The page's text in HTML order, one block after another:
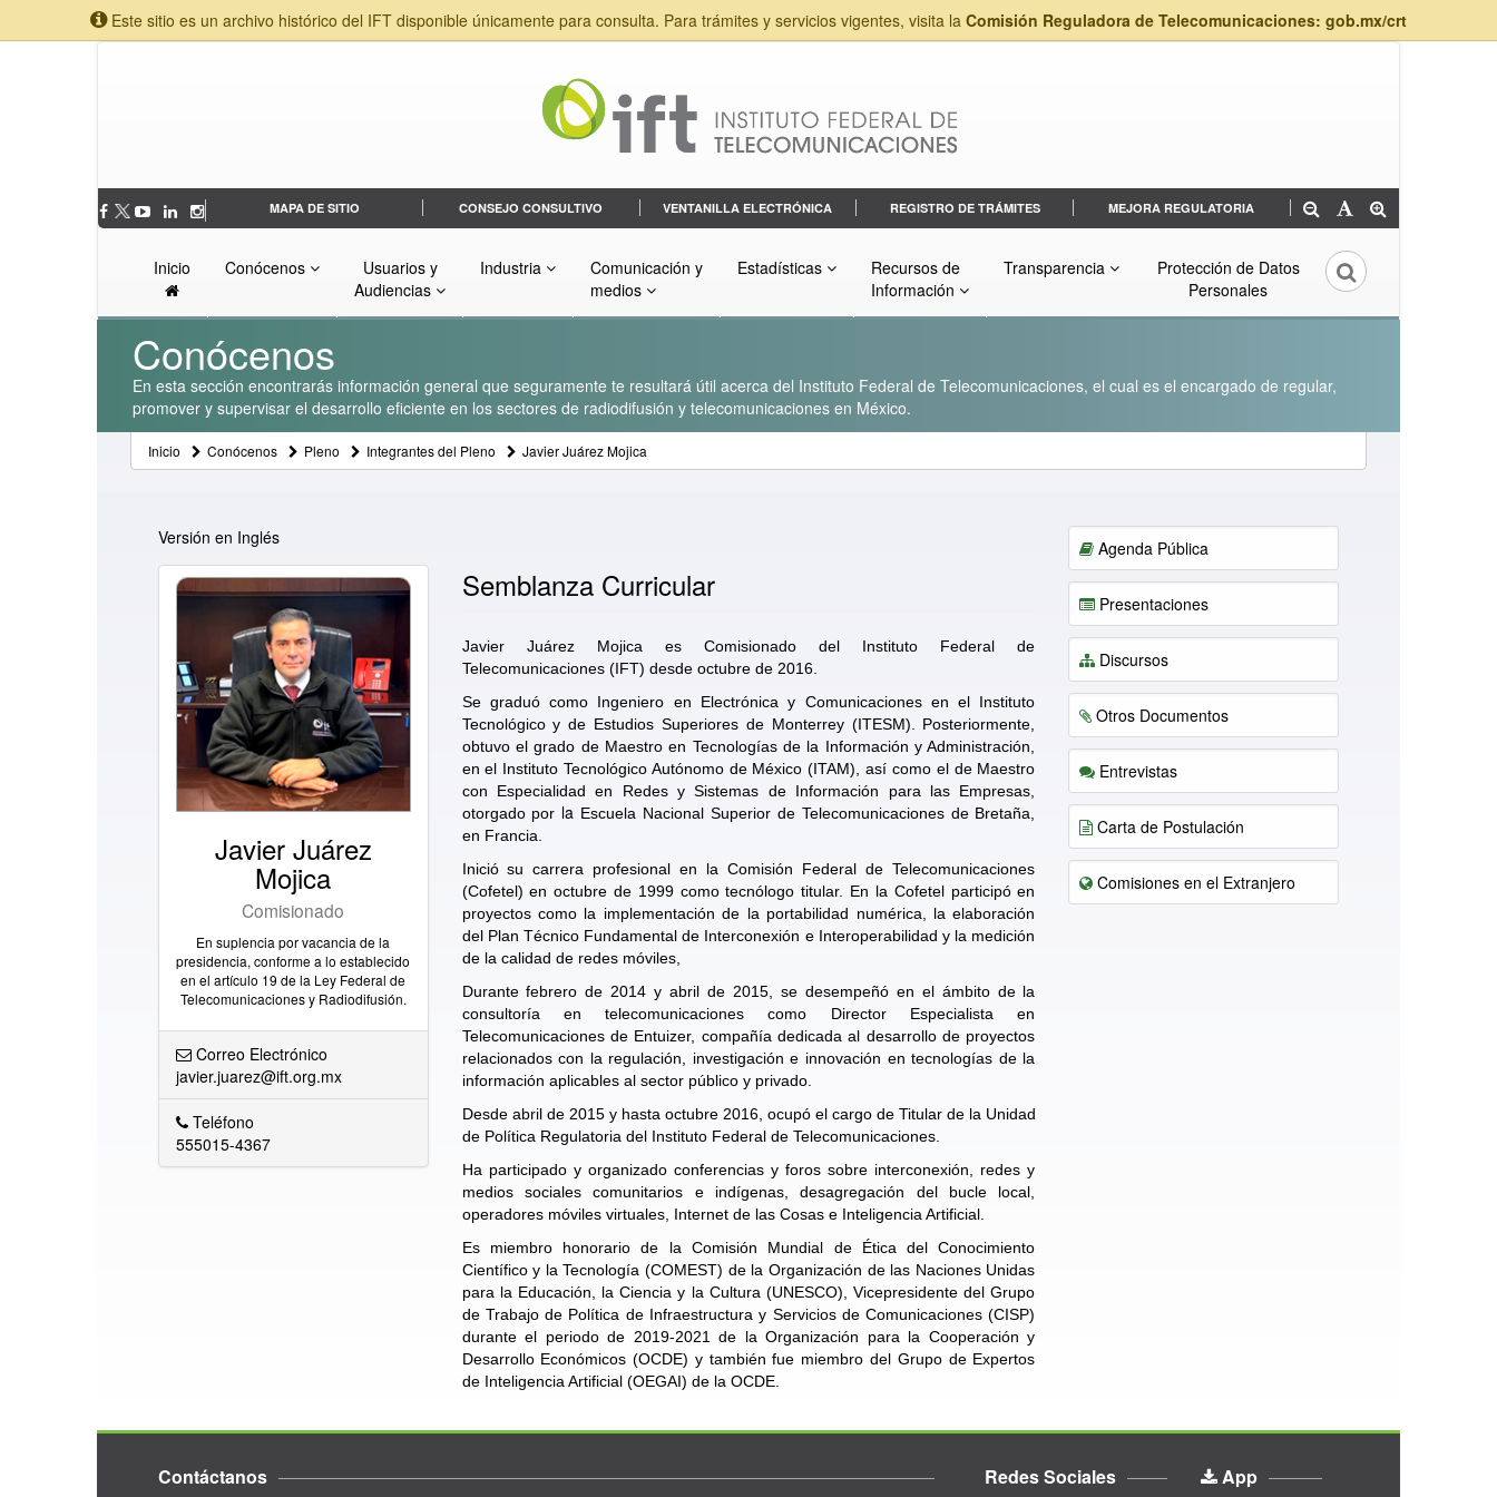
Este sitio es un archivo histórico del IFT disponible únicamente para consulta. Para trámites y servicios vigentes, visita la Comisión Reguladora de Telecomunicaciones: gob.mx/crt
MAPA DE SITIO CONSEJO CONSULTIVO VENTANILLA ELECTRÓNICA REGISTRO DE TRÁMITES MEJORA REGULATORIA
Inicio Conócenos
Usuarios y
Audiencias
Industria
Comunicación y
medios
Estadísticas
Recursos de
Información
Transparencia
Protección de Datos
Personales
Conócenos
En esta sección encontrarás información general que seguramente te resultará útil acerca del Instituto Federal de Telecomunicaciones, el cual es el encargado de regular,
promover y supervisar el desarrollo eficiente en los sectores de radiodifusión y telecomunicaciones en México.
Inicio Conócenos Pleno Integrantes del Pleno Javier Juárez Mojica
Versión en Inglés
Javier Juárez
Mojica
Comisionado
En suplencia por vacancia de la
presidencia, conforme a lo establecido
en el artículo 19 de la Ley Federal de
Telecomunicaciones y Radiodifusión.
Correo Electrónico
javier.juarez@ift.org.mx
Teléfono
555015-4367
Semblanza Curricular
Javier Juárez Mojica es Comisionado del Instituto Federal de
Telecomunicaciones (IFT) desde octubre de 2016.
Se graduó como Ingeniero en Electrónica y Comunicaciones en el Instituto
Tecnológico y de Estudios Superiores de Monterrey (ITESM). Posteriormente,
obtuvo el grado de Maestro en Tecnologías de la Información y Administración,
en el Instituto Tecnológico Autónomo de México (ITAM), así como el de Maestro
con Especialidad en Redes y Sistemas de Información para las Empresas,
otorgado por la Escuela Nacional Superior de Telecomunicaciones de Bretaña,
en Francia.
Inició su carrera profesional en la Comisión Federal de Telecomunicaciones
(Cofetel) en octubre de 1999 como tecnólogo titular. En la Cofetel participó en
proyectos como la implementación de la portabilidad numérica, la elaboración
del Plan Técnico Fundamental de Interconexión e Interoperabilidad y la medición
de la calidad de redes móviles,
Durante febrero de 2014 y abril de 2015, se desempeñó en el ámbito de la
consultoría en telecomunicaciones como Director Especialista en
Telecomunicaciones de Entuizer, compañía dedicada al desarrollo de proyectos
relacionados con la regulación, investigación e innovación en tecnologías de la
información aplicables al sector público y privado.
Desde abril de 2015 y hasta octubre 2016, ocupó el cargo de Titular de la Unidad
de Política Regulatoria del Instituto Federal de Telecomunicaciones.
Ha participado y organizado conferencias y foros sobre interconexión, redes y
medios sociales comunitarios e indígenas, desagregación del bucle local,
operadores móviles virtuales, Internet de las Cosas e Inteligencia Artificial.
Es miembro honorario de la Comisión Mundial de Ética del Conocimiento
Científico y la Tecnología (COMEST) de la Organización de las Naciones Unidas
para la Educación, la Ciencia y la Cultura (UNESCO), Vicepresidente del Grupo
de Trabajo de Política de Infraestructura y Servicios de Comunicaciones (CISP)
durante el periodo de 2019-2021 de la Organización para la Cooperación y
Desarrollo Económicos (OCDE) y también fue miembro del Grupo de Expertos
de Inteligencia Artificial (OEGAI) de la OCDE.
Agenda Pública
Presentaciones
Discursos
Otros Documentos
Entrevistas
Carta de Postulación
Comisiones en el Extranjero
Contáctanos Redes Sociales App